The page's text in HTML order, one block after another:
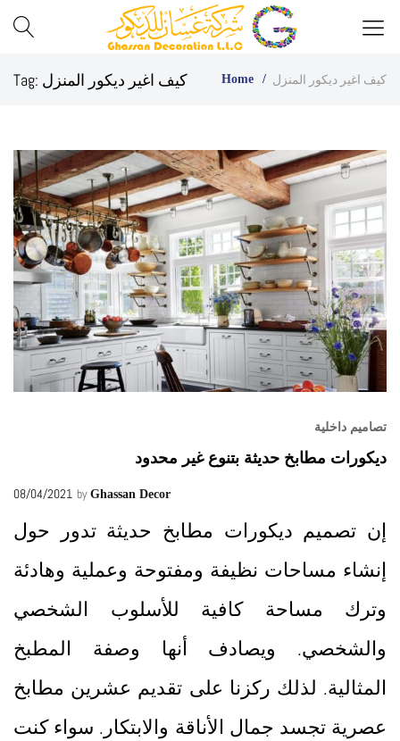
Ghassan
Best
Company
in
UAE
Tag: كيف اغير ديكور المنزل Home كيف اغير ديكور المنزل
تصاميم داخلية
ديكورات مطابخ حديثة بتنوع غير محدود
08/04/2021 by Ghassan Decor
إن تصميم ديكورات مطابخ حديثة تدور حول
إنشاء مساحات نظيفة ومفتوحة وعملية وهادئة
وترك مساحة كافية للأسلوب الشخصي
والشخصي. ويصادف أنها وصفة المطبخ
المثالية. لذلك ركزنا على تقديم عشرين مطابخ
عصرية تجسد جمال الأناقة والابتكار. سواء كنت